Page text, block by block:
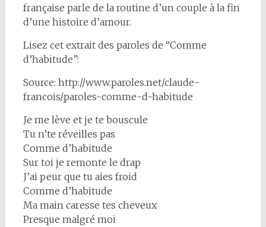
française parle de la routine d’un couple à la fin
d’une histoire d’amour.
Lisez cet extrait des paroles de “Comme
d’habitude”:
Source: http://www.paroles.net/claude-
francois/paroles-comme-d-habitude
Je me lève et je te bouscule
Tu n’te réveilles pas
Comme d’habitude
Sur toi je remonte le drap
J’ai peur que tu aies froid
Comme d’habitude
Ma main caresse tes cheveux
Presque malgré moi